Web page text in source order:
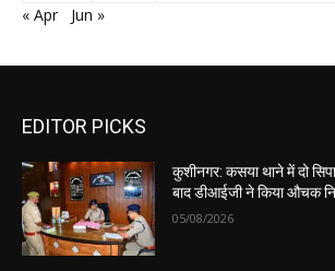
« Apr
Jun »
EDITOR PICKS
कुशीनगर: कसया थाने में दो
बाद डीआईजी ने किया औचक
05/08/2026